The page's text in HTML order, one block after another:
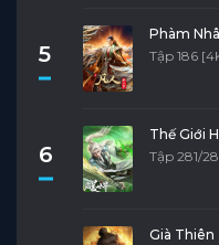
5
Phàm
Tập 186
6
Thế Giới
Tập 281/
Già Thiên